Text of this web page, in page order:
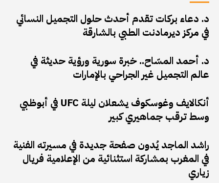
د. دعاء بركات تقدم أحدث حلول التجميل النسائي
في مركز ديرمادنت الطبي بالشارقة
د. أحمد المسّاح.. خبرة سورية ورؤية حديثة في
عالم التجميل غير الجراحي بالإمارات
أنكالايف وغوسكوف يشعلان ليلة UFC في أبوظبي
وسط ترقب جماهيري كبير
راشد الماجد يُدون صفحة جديدة في مسيرته الفنية
في المغرب بمشاركة استثنائية من الإعلامية فريال
زياري